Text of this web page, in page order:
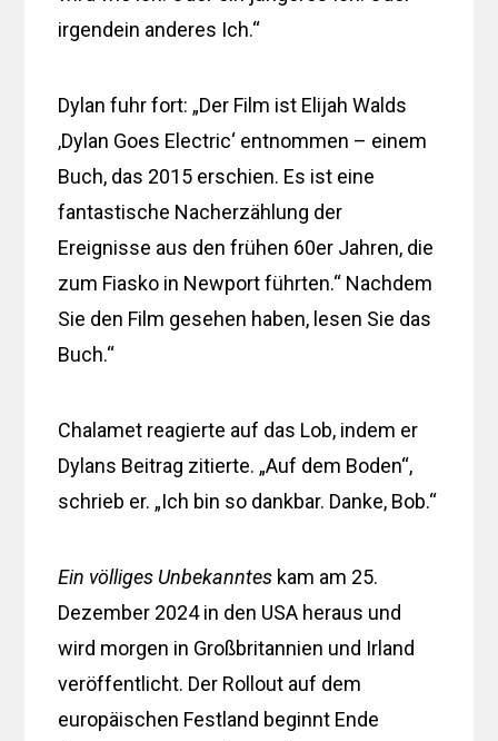
irgendein anderes Ich.“
Dylan fuhr fort: „Der Film ist Elijah Walds
‚Dylan Goes Electric‘ entnommen – einem
Buch, das 2015 erschien. Es ist eine
fantastische Nacherzählung der
Ereignisse aus den frühen 60er Jahren, die
zum Fiasko in Newport führten.“ Nachdem
Sie den Film gesehen haben, lesen Sie das
Buch.“
Chalamet reagierte auf das Lob, indem er
Dylans Beitrag zitierte. „Auf dem Boden“,
schrieb er. „Ich bin so dankbar. Danke, Bob.“
Ein völliges Unbekanntes kam am 25.
Dezember 2024 in den USA heraus und
wird morgen in Großbritannien und Irland
veröffentlicht. Der Rollout auf dem
europäischen Festland beginnt Ende